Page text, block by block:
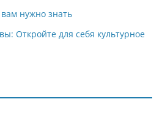
нужно знать
Откройте для себя культурное